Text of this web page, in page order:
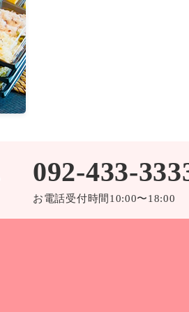
092-433-
お電話受付時間10:00〜18:00